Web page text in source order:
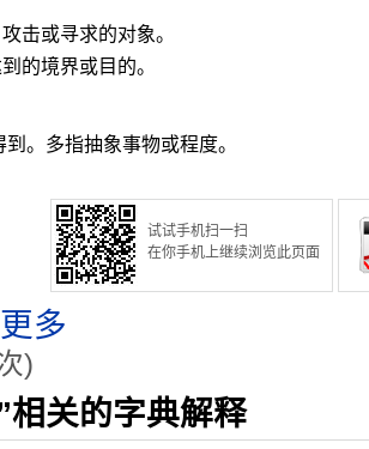
击或寻求的对象。
的境界或目的。
到。多指抽象事物或程度。
试试手机扫一扫
在你手机上继续浏览此页面
更多
)
相关的字典解释